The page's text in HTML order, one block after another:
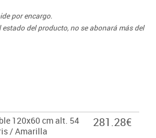
por encargo.
del producto, no se abonará más del
120x60 cm alt. 54
/ Amarilla
281.28€